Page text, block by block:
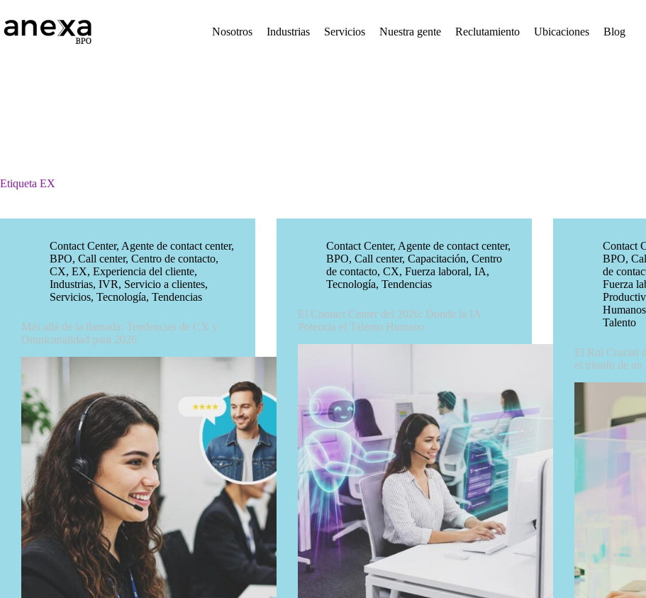
al
contenido
Nosotros Industrias Servicios Nuestra gente Reclutamiento Ubicaciones Blog
Etiqueta EX
Contact Center, Agente de contact center,
BPO, Call center, Centro de contacto,
CX, EX, Experiencia del cliente,
Industrias, IVR, Servicio a clientes,
Servicios, Tecnología, Tendencias
Más allá de la llamada: Tendencias de CX y
Omnicanalidad para 2026
Contact Center, Agente de contact center,
BPO, Call center, Capacitación, Centro
de contacto, CX, Fuerza laboral, IA,
Tecnología, Tendencias
El Contact Center del 2026: Donde la IA
Potencia el Talento Humano
Contact
BPO,
de
Fuerza
Humanos
Talento
El Rol Crucial
el triunfo de un